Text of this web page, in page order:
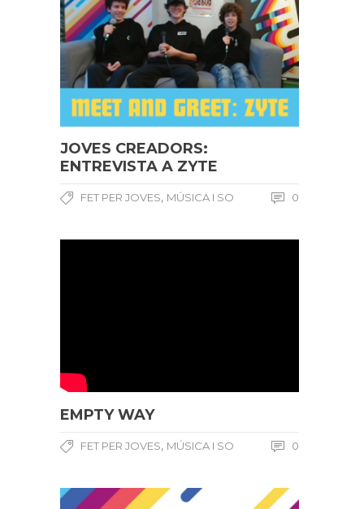
JOVES CREADORS:
ENTREVISTA A ZYTE
FET PER JOVES, MÚSICA I SO 0
EMPTY WAY
FET PER JOVES, MÚSICA I SO 0